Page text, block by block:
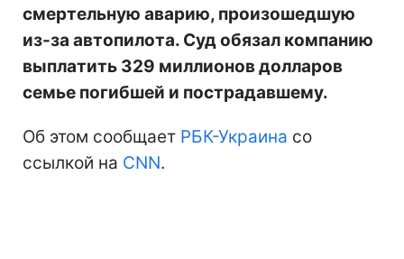
смертельную аварию, произошедшую
из-за автопилота. Суд обязал компанию
выплатить 329 миллионов долларов
семье погибшей и пострадавшему.
Об этом сообщает РБК-Украина со
ссылкой на СNN.